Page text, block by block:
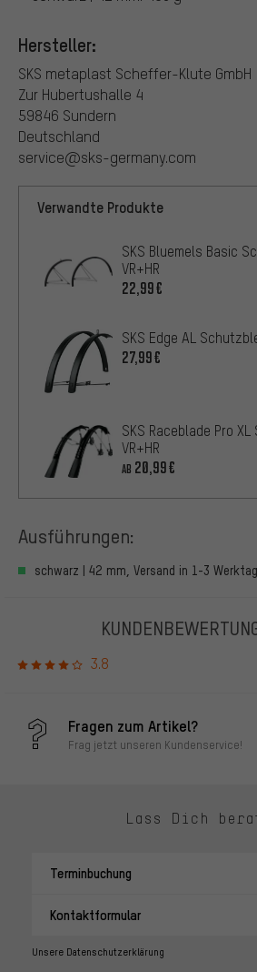
Hersteller:
SKS metaplast Scheffer-Klute GmbH
Zur Hubertushalle 4
59846 Sundern
Deutschland
service@sks-germany.com
Verwandte Produkte
SKS Bluemels Basic
VR+HR
22,99€
SKS Edge AL
27,99€
SKS Raceblade Pro
VR+HR
AB 20,99€
Ausführungen:
schwarz | 42 mm, Versand in 1-3
3.8
Fragen zum Artikel?
Frag jetzt unseren Kundenservice!
Lass Dich
Terminbuchung
Kontaktformular
Unsere Datenschutzerklärung